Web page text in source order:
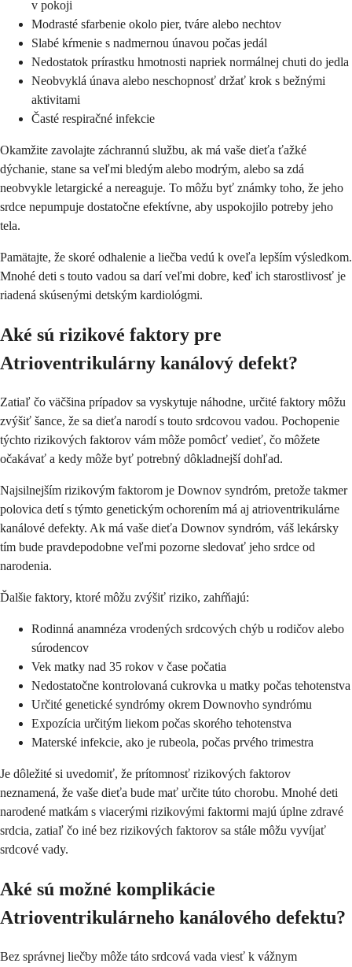
v pokoji
Modrasté sfarbenie okolo pier, tváre alebo nechtov
Slabé kŕmenie s nadmernou únavou počas jedál
Nedostatok prírastku hmotnosti napriek normálnej chuti do jedla
Neobvyklá únava alebo neschopnosť držať krok s bežnými
aktivitami
Časté respiračné infekcie
Okamžite zavolajte záchrannú službu, ak má vaše dieťa ťažké
dýchanie, stane sa veľmi bledým alebo modrým, alebo sa zdá
neobvykle letargické a nereaguje. To môžu byť známky toho, že jeho
srdce nepumpuje dostatočne efektívne, aby uspokojilo potreby jeho
tela.
Pamätajte, že skoré odhalenie a liečba vedú k oveľa lepším výsledkom.
Mnohé deti s touto vadou sa darí veľmi dobre, keď ich starostlivosť je
riadená skúsenými detským kardiológmi.
Aké sú rizikové faktory pre
Atrioventrikulárny kanálový defekt?
Zatiaľ čo väčšina prípadov sa vyskytuje náhodne, určité faktory môžu
zvýšiť šance, že sa dieťa narodí s touto srdcovou vadou. Pochopenie
týchto rizikových faktorov vám môže pomôcť vedieť, čo môžete
očakávať a kedy môže byť potrebný dôkladnejší dohľad.
Najsilnejším rizikovým faktorom je Downov syndróm, pretože takmer
polovica detí s týmto genetickým ochorením má aj atrioventrikulárne
kanálové defekty. Ak má vaše dieťa Downov syndróm, váš lekársky
tím bude pravdepodobne veľmi pozorne sledovať jeho srdce od
narodenia.
Ďalšie faktory, ktoré môžu zvýšiť riziko, zahŕňajú:
Rodinná anamnéza vrodených srdcových chýb u rodičov alebo
súrodencov
Vek matky nad 35 rokov v čase počatia
Nedostatočne kontrolovaná cukrovka u matky počas tehotenstva
Určité genetické syndrómy okrem Downovho syndrómu
Expozícia určitým liekom počas skorého tehotenstva
Materské infekcie, ako je rubeola, počas prvého trimestra
Je dôležité si uvedomiť, že prítomnosť rizikových faktorov
neznamená, že vaše dieťa bude mať určite túto chorobu. Mnohé deti
narodené matkám s viacerými rizikovými faktormi majú úplne zdravé
srdcia, zatiaľ čo iné bez rizikových faktorov sa stále môžu vyvíjať
srdcové vady.
Aké sú možné komplikácie
Atrioventrikulárneho kanálového defektu?
Bez správnej liečby môže táto srdcová vada viesť k vážnym